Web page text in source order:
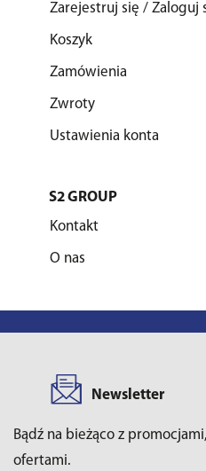
Zarejestruj się / Zaloguj
Koszyk
Zamówienia
Zwroty
Ustawienia konta
S2 GROUP
Kontakt
O nas
Newsletter
Bądź na bieżąco z
ofertami.